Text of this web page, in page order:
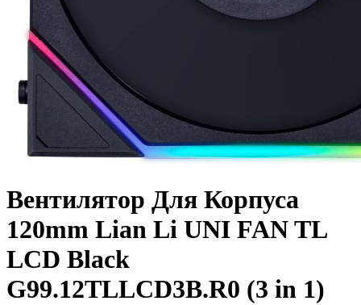
Вентилятор Для Корпуса
120mm Lian Li UNI FAN TL
LCD Black
G99.12TLLCD3B.R0 (3 in 1)